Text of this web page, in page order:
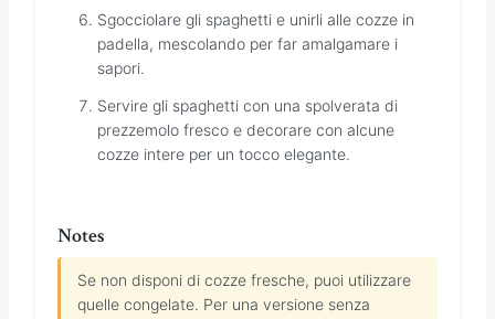
Sgocciolare gli spaghetti e unirli alle cozze in
padella, mescolando per far amalgamare i
sapori.
Servire gli spaghetti con una spolverata di
prezzemolo fresco e decorare con alcune
cozze intere per un tocco elegante.
Notes
Se non disponi di cozze fresche, puoi utilizzare
quelle congelate. Per una versione senza